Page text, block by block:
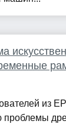
из
проблемы